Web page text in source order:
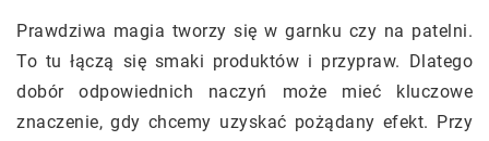
Prawdziwa magia tworzy się w garnku czy na patelni.
To tu łączą się smaki produktów i przypraw. Dlatego
dobór odpowiednich naczyń może mieć kluczowe
znaczenie, gdy chcemy uzyskać pożądany efekt. Przy